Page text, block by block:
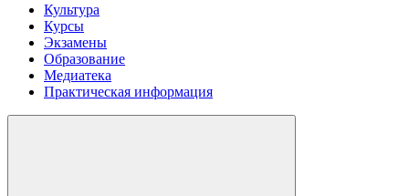
Культура
Курсы
Экзамены
Образование
Медиатека
Практическая информация